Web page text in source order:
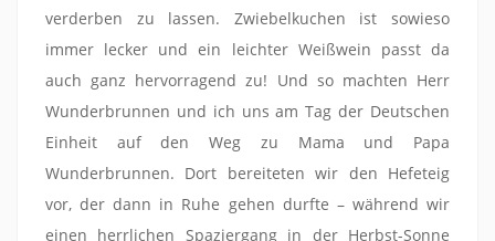
verderben zu lassen. Zwiebelkuchen ist sowieso
immer lecker und ein leichter Weißwein passt da
auch ganz hervorragend zu! Und so machten Herr
Wunderbrunnen und ich uns am Tag der Deutschen
Einheit auf den Weg zu Mama und Papa
Wunderbrunnen. Dort bereiteten wir den Hefeteig
vor, der dann in Ruhe gehen durfte – während wir
einen herrlichen Spaziergang in der Herbst-Sonne